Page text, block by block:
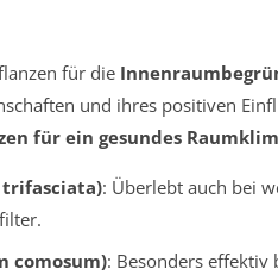
für die
und ihres positiven
für ein gesundes
trifasciata): Überlebt auch bei
comosum): Besonders effektiv